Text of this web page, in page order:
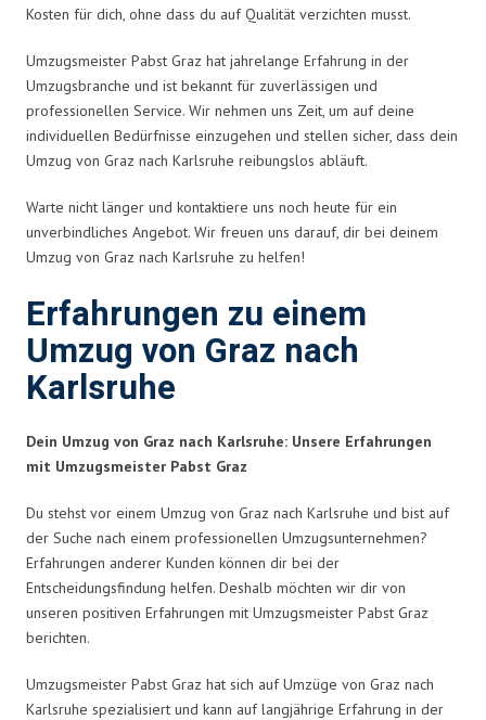
Kosten für dich, ohne dass du auf Qualität verzichten musst.
Umzugsmeister Pabst Graz hat jahrelange Erfahrung in der
Umzugsbranche und ist bekannt für zuverlässigen und
professionellen Service. Wir nehmen uns Zeit, um auf deine
individuellen Bedürfnisse einzugehen und stellen sicher, dass dein
Umzug von Graz nach Karlsruhe reibungslos abläuft.
Warte nicht länger und kontaktiere uns noch heute für ein
unverbindliches Angebot. Wir freuen uns darauf, dir bei deinem
Umzug von Graz nach Karlsruhe zu helfen!
Erfahrungen zu einem
Umzug von Graz nach
Karlsruhe
Dein Umzug von Graz nach Karlsruhe: Unsere Erfahrungen
mit Umzugsmeister Pabst Graz
Du stehst vor einem Umzug von Graz nach Karlsruhe und bist auf
der Suche nach einem professionellen Umzugsunternehmen?
Erfahrungen anderer Kunden können dir bei der
Entscheidungsfindung helfen. Deshalb möchten wir dir von
unseren positiven Erfahrungen mit Umzugsmeister Pabst Graz
berichten.
Umzugsmeister Pabst Graz hat sich auf Umzüge von Graz nach
Karlsruhe spezialisiert und kann auf langjährige Erfahrung in der